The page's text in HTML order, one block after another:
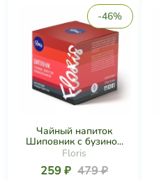
-46%
Чайный напиток
Шиповник с бузино...
Floris
259 ₽ 479 ₽